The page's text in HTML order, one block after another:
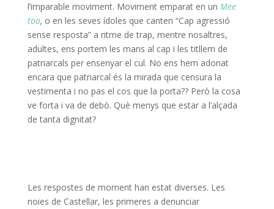
l’imparable moviment. Moviment emparat en un Mee
too, o en les seves ídoles que canten “Cap agressió
sense resposta” a ritme de trap, mentre nosaltres,
adultes, ens portem les mans al cap i les titllem de
patriarcals per ensenyar el cul. No ens hem adonat
encara que patriarcal és la mirada que censura la
vestimenta i no pas el cos que la porta?? Però la cosa
ve forta i va de debò. Què menys que estar a l’alçada
de tanta dignitat?
Les respostes de moment han estat diverses. Les
noies de Castellar, les primeres a denunciar